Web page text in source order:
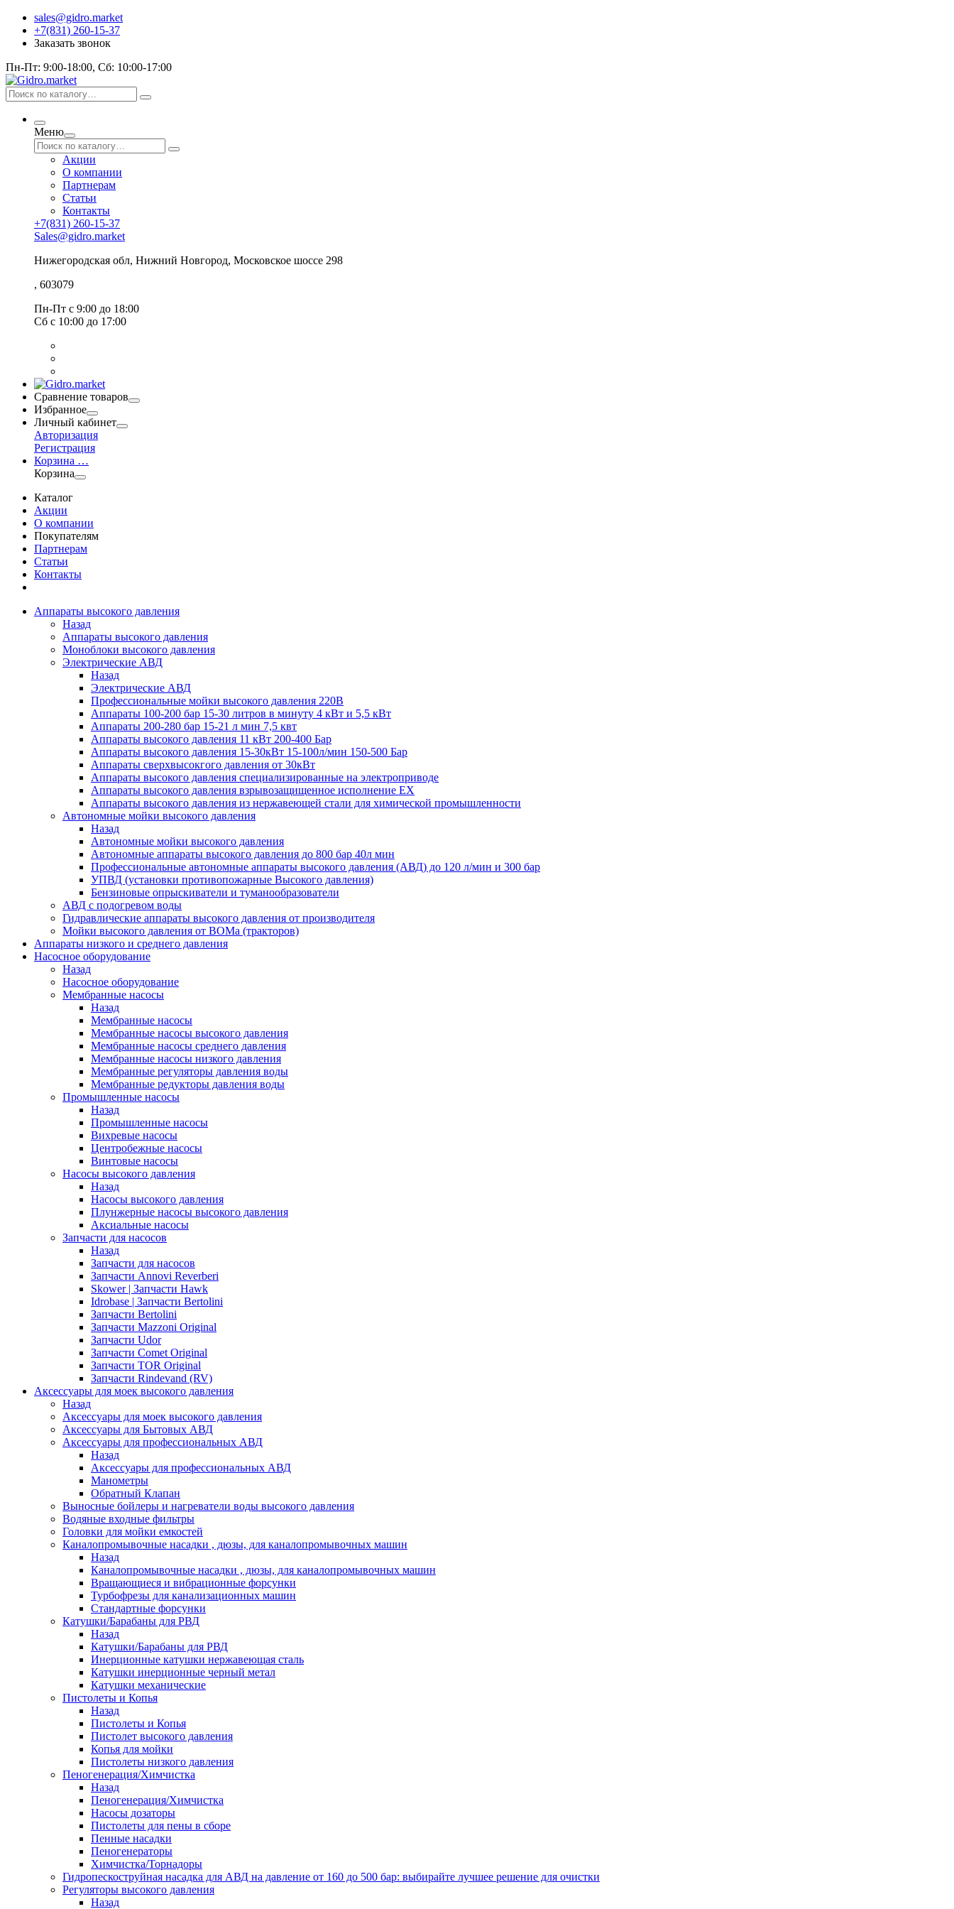
sales@gidro.market
+7(831) 260-15-37
Заказать звонок
Пн-Пт: 9:00-18:00, Сб: 10:00-17:00
Меню
Акции
О компании
Партнерам
Статьи
Контакты
+7(831) 260-15-37
Sales@gidro.market
Нижегородская обл, Нижний Новгород, Московское шоссе 298
, 603079
Пн-Пт с 9:00 до 18:00
Сб с 10:00 до 17:00
Сравнение товаров
Избранное
Личный кабинет
Авторизация
Регистрация
Корзина …
Корзина
Каталог
Акции
О компании
Покупателям
Партнерам
Статьи
Контакты
Аппараты высокого давления
Назад
Аппараты высокого давления
Моноблоки высокого давления
Электрические АВД
Назад
Электрические АВД
Профессиональные мойки высокого давления 220В
Аппараты 100-200 бар 15-30 литров в минуту 4 кВт и 5,5 кВт
Аппараты 200-280 бар 15-21 л мин 7,5 квт
Аппараты высокого давления 11 кВт 200-400 Бар
Аппараты высокого давления 15-30кВт 15-100л/мин 150-500 Бар
Аппараты сверхвысокгого давления от 30кВт
Аппараты высокого давления специализированные на электроприводе
Аппараты высокого давления взрывозащищенное исполнение EX
Аппараты высокого давления из нержавеющей стали для химической промышленности
Автономные мойки высокого давления
Назад
Автономные мойки высокого давления
Автономные аппараты высокого давления до 800 бар 40л мин
Профессиональные автономные аппараты высокого давления (АВД) до 120 л/мин и 300 бар
УПВД (установки противопожарные Высокого давления)
Бензиновые опрыскиватели и туманообразователи
АВД с подогревом воды
Гидравлические аппараты высокого давления от производителя
Мойки высокого давления от ВОМа (тракторов)
Аппараты низкого и среднего давления
Насосное оборудование
Назад
Насосное оборудование
Мембранные насосы
Назад
Мембранные насосы
Мембранные насосы высокого давления
Мембранные насосы среднего давления
Мембранные насосы низкого давления
Мембранные регуляторы давления воды
Мембранные редукторы давления воды
Промышленные насосы
Назад
Промышленные насосы
Вихревые насосы
Центробежные насосы
Винтовые насосы
Насосы высокого давления
Назад
Насосы высокого давления
Плунжерные насосы высокого давления
Аксиальные насосы
Запчасти для насосов
Назад
Запчасти для насосов
Запчасти Annovi Reverberi
Skower | Запчасти Hawk
Idrobase | Запчасти Bertolini
Запчасти Bertolini
Запчасти Mazzoni Original
Запчасти Udor
Запчасти Comet Original
Запчасти TOR Original
Запчасти Rindevand (RV)
Аксессуары для моек высокого давления
Назад
Аксессуары для моек высокого давления
Аксессуары для Бытовых АВД
Аксессуары для профессиональных АВД
Назад
Аксессуары для профессиональных АВД
Манометры
Обратный Клапан
Выносные бойлеры и нагреватели воды высокого давления
Водяные входные фильтры
Головки для мойки емкостей
Каналопромывочные насадки , дюзы, для каналопромывочных машин
Назад
Каналопромывочные насадки , дюзы, для каналопромывочных машин
Вращающиеся и вибрационные форсунки
Турбофрезы для канализационных машин
Стандартные форсунки
Катушки/Барабаны для РВД
Назад
Катушки/Барабаны для РВД
Инерционные катушки нержавеющая сталь
Катушки инерционные черный метал
Катушки механические
Пистолеты и Копья
Назад
Пистолеты и Копья
Пистолет высокого давления
Копья для мойки
Пистолеты низкого давления
Пеногенерация/Химчистка
Назад
Пеногенерация/Химчистка
Насосы дозаторы
Пистолеты для пены в сборе
Пенные насадки
Пеногенераторы
Химчистка/Торнадоры
Гидропескоструйная насадка для АВД на давление от 160 до 500 бар: выбирайте лучшее решение для очистки
Регуляторы высокого давления
Назад